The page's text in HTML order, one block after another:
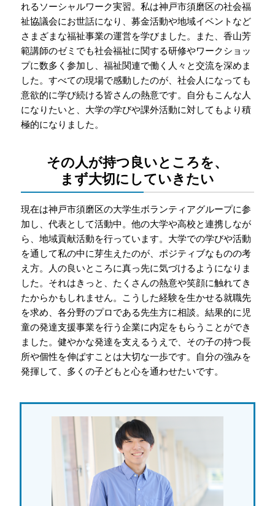
れるソーシャルワーク実習。私は神戸市須磨区の社会福
祉協議会にお世話になり、募金活動や地域イベントなど
さまざまな福祉事業の運営を学びました。また、香山芳
範講師のゼミでも社会福祉に関する研修やワークショッ
プに数多く参加し、福祉関連で働く人々と交流を深めま
した。すべての現場で感動したのが、社会人になっても
意欲的に学び続ける皆さんの熱意です。自分もこんな人
になりたいと、大学の学びや課外活動に対してもより積
極的になりました。
その人が持つ良いところを、
まず大切にしていきたい
現在は神戸市須磨区の大学生ボランティアグループに参
加し、代表として活動中。他の大学や高校と連携しなが
ら、地域貢献活動を行っています。大学での学びや活動
を通して私の中に芽生えたのが、ポジティブなものの考
え方。人の良いところに真っ先に気づけるようになりま
した。それはきっと、たくさんの熱意や笑顔に触れてき
たからかもしれません。こうした経験を生かせる就職先
を求め、各分野のプロである先生方に相談。結果的に児
童の発達支援事業を行う企業に内定をもらうことができ
ました。健やかな発達を支えるうえで、その子の持つ長
所や個性を伸ばすことは大切な一歩です。自分の強みを
発揮して、多くの子どもと心を通わせたいです。